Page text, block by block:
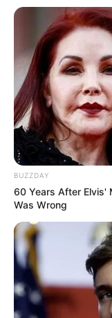
BUZZDAY
60 Years After Elvis'
Was Wrong